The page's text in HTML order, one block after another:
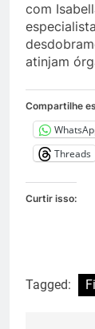
com
atinjam
Compartilhe
Threads
Curtir isso:
Tagged: